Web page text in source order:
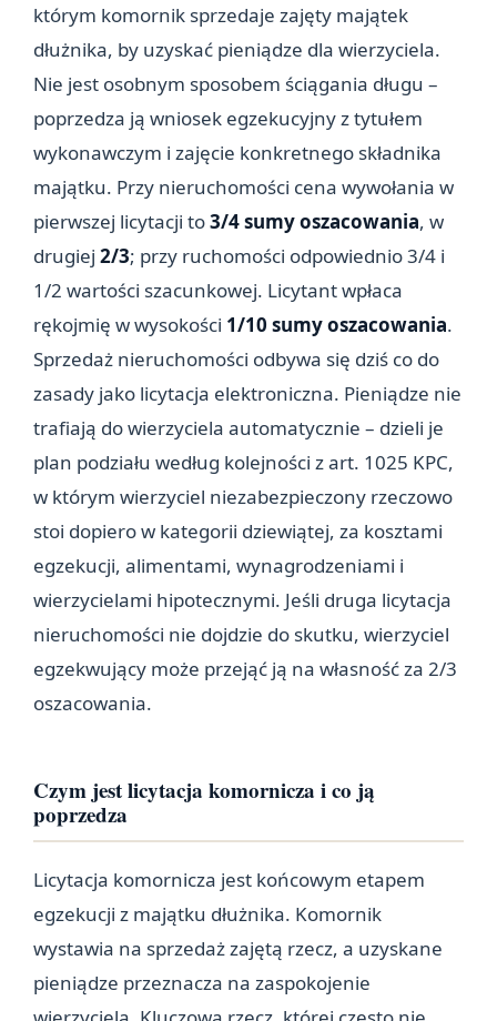
którym komornik sprzedaje zajęty majątek
dłużnika, by uzyskać pieniądze dla wierzyciela.
Nie jest osobnym sposobem ściągania długu –
poprzedza ją wniosek egzekucyjny z tytułem
wykonawczym i zajęcie konkretnego składnika
majątku. Przy nieruchomości cena wywołania w
pierwszej licytacji to3/4 sumy oszacowania, w
drugiej 2/3; przy ruchomości odpowiednio 3/4 i
1/2 wartości szacunkowej. Licytant wpłaca
rękojmię w wysokości 1/10 sumy oszacowania.
Sprzedaż nieruchomości odbywa się dziś co do
zasady jako licytacja elektroniczna. Pieniądze nie
trafiają do wierzyciela automatycznie – dzieli je
plan podziału według kolejności z art. 1025 KPC,
w którym wierzyciel niezabezpieczony rzeczowo
stoi dopiero w kategorii dziewiątej, za kosztami
egzekucji, alimentami, wynagrodzeniami i
wierzycielami hipotecznymi. Jeśli druga licytacja
nieruchomości nie dojdzie do skutku, wierzyciel
egzekwujący może przejąć ją na własność za 2/3
oszacowania.
Czym jest licytacja komornicza i co ją
poprzedza
Licytacja komornicza jest końcowym etapem
egzekucji z majątku dłużnika. Komornik
wystawia na sprzedaż zajętą rzecz, a uzyskane
pieniądze przeznacza na zaspokojenie